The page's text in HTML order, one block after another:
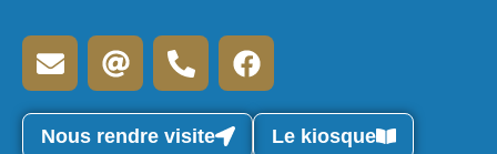
Nous rendre visite Le kiosque